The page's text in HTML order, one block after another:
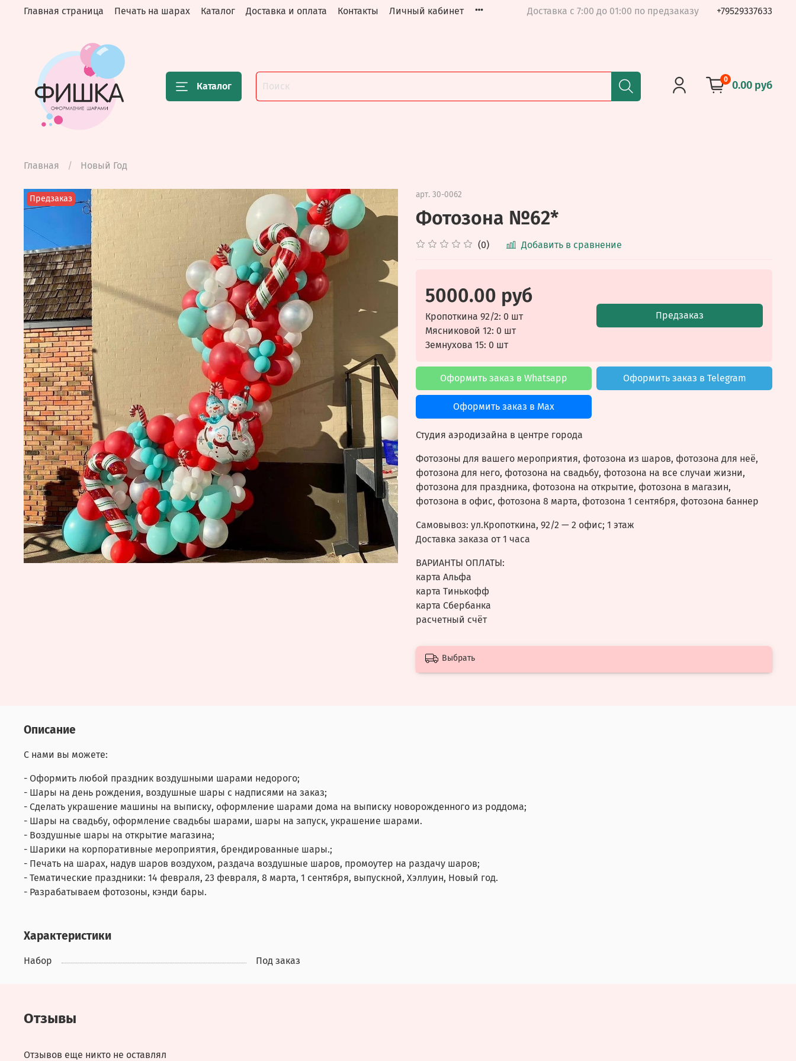
Главная страница Печать на шарах Каталог Доставка и оплата Контакты Личный кабинет Доставка с 7:00 до 01:00 по предзаказу +79529337633
Каталог
0 0.00 руб
Главная Новый Год
Предзаказ арт. 30-0062
Фотозона №62*
(0) Добавить в сравнение
5000.00 руб
Кропоткина 92/2: 0 шт
Мясниковой 12: 0 шт
Земнухова 15: 0 шт
Предзаказ
Оформить заказ в Whatsapp Оформить заказ в Telegram
Оформить заказ в Max
Студия аэродизайна в центре города
Фотозоны для вашего мероприятия, фотозона из шаров, фотозона для неё,
фотозона для него, фотозона на свадьбу, фотозона на все случаи жизни,
фотозона для праздника, фотозона на открытие, фотозона в магазин,
фотозона в офис, фотозона 8 марта, фотозона 1 сентября, фотозона баннер
Самовывоз: ул.Кропоткина, 92/2 — 2 офис; 1 этаж
Доставка заказа от 1 часа
ВАРИАНТЫ ОПЛАТЫ:
карта Альфа
карта Тинькофф
карта Сбербанка
расчетный счёт
Выбрать
Описание
С нами вы можете:
- Оформить любой праздник воздушными шарами недорого;
- Шары на день рождения, воздушные шары с надписями на заказ;
- Сделать украшение машины на выписку, оформление шарами дома на выписку новорожденного из роддома;
- Шары на свадьбу, оформление свадьбы шарами, шары на запуск, украшение шарами.
- Воздушные шары на открытие магазина;
- Шарики на корпоративные мероприятия, брендированные шары.;
- Печать на шарах, надув шаров воздухом, раздача воздушные шаров, промоутер на раздачу шаров;
- Тематические праздники: 14 февраля, 23 февраля, 8 марта, 1 сентября, выпускной, Хэллуин, Новый год.
- Разрабатываем фотозоны, кэнди бары.
Характеристики
Набор Под заказ
Отзывы
Отзывов еще никто не оставлял